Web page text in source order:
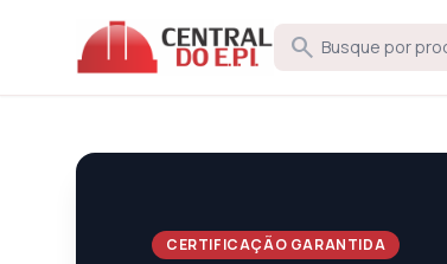
search
CERTIFICAÇÃO GARANTIDA